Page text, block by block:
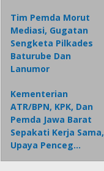
Tim Pemda Morut
Mediasi, Gugatan
Sengketa Pilkades
Baturube Dan
Lanumor
Kementerian
ATR/BPN, KPK, Dan
Pemda Jawa Barat
Sepakati Kerja Sama,
Upaya Penceg…